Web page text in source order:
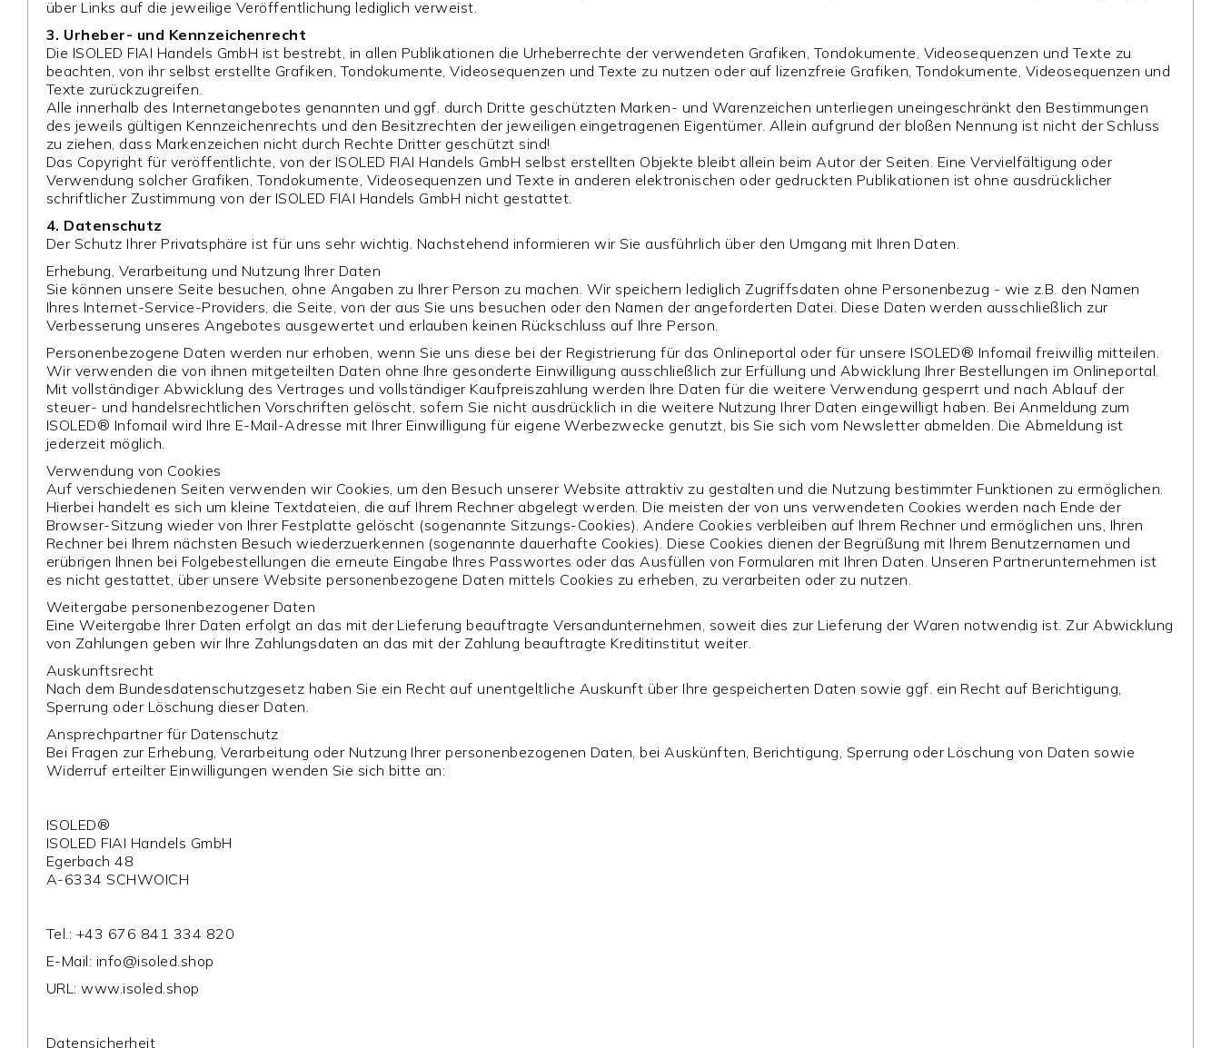
über Links auf die jeweilige Veröffentlichung lediglich verweist.
3. Urheber- und Kennzeichenrecht
Die ISOLED FIAI Handels GmbH ist bestrebt, in allen Publikationen die Urheberrechte der verwendeten Grafiken, Tondokumente, Videosequenzen und Texte zu
beachten, von ihr selbst erstellte Grafiken, Tondokumente, Videosequenzen und Texte zu nutzen oder auf lizenzfreie Grafiken, Tondokumente, Videosequenzen und
Texte zurückzugreifen.
Alle innerhalb des Internetangebotes genannten und ggf. durch Dritte geschützten Marken- und Warenzeichen unterliegen uneingeschränkt den Bestimmungen
des jeweils gültigen Kennzeichenrechts und den Besitzrechten der jeweiligen eingetragenen Eigentümer. Allein aufgrund der bloßen Nennung ist nicht der Schluss
zu ziehen, dass Markenzeichen nicht durch Rechte Dritter geschützt sind!
Das Copyright für veröffentlichte, von der ISOLED FIAI Handels GmbH selbst erstellten Objekte bleibt allein beim Autor der Seiten. Eine Vervielfältigung oder
Verwendung solcher Grafiken, Tondokumente, Videosequenzen und Texte in anderen elektronischen oder gedruckten Publikationen ist ohne ausdrücklicher
schriftlicher Zustimmung von der ISOLED FIAI Handels GmbH nicht gestattet.
4. Datenschutz
Der Schutz Ihrer Privatsphäre ist für uns sehr wichtig. Nachstehend informieren wir Sie ausführlich über den Umgang mit Ihren Daten.
Erhebung, Verarbeitung und Nutzung Ihrer Daten
Sie können unsere Seite besuchen, ohne Angaben zu Ihrer Person zu machen. Wir speichern lediglich Zugriffsdaten ohne Personenbezug - wie z.B. den Namen
Ihres Internet-Service-Providers, die Seite, von der aus Sie uns besuchen oder den Namen der angeforderten Datei. Diese Daten werden ausschließlich zur
Verbesserung unseres Angebotes ausgewertet und erlauben keinen Rückschluss auf Ihre Person.
Personenbezogene Daten werden nur erhoben, wenn Sie uns diese bei der Registrierung für das Onlineportal oder für unsere ISOLED® Infomail freiwillig mitteilen.
Wir verwenden die von ihnen mitgeteilten Daten ohne Ihre gesonderte Einwilligung ausschließlich zur Erfüllung und Abwicklung Ihrer Bestellungen im Onlineportal.
Mit vollständiger Abwicklung des Vertrages und vollständiger Kaufpreiszahlung werden Ihre Daten für die weitere Verwendung gesperrt und nach Ablauf der
steuer- und handelsrechtlichen Vorschriften gelöscht, sofern Sie nicht ausdrücklich in die weitere Nutzung Ihrer Daten eingewilligt haben. Bei Anmeldung zum
ISOLED® Infomail wird Ihre E-Mail-Adresse mit Ihrer Einwilligung für eigene Werbezwecke genutzt, bis Sie sich vom Newsletter abmelden. Die Abmeldung ist
jederzeit möglich.
Verwendung von Cookies
Auf verschiedenen Seiten verwenden wir Cookies, um den Besuch unserer Website attraktiv zu gestalten und die Nutzung bestimmter Funktionen zu ermöglichen.
Hierbei handelt es sich um kleine Textdateien, die auf Ihrem Rechner abgelegt werden. Die meisten der von uns verwendeten Cookies werden nach Ende der
Browser-Sitzung wieder von Ihrer Festplatte gelöscht (sogenannte Sitzungs-Cookies). Andere Cookies verbleiben auf Ihrem Rechner und ermöglichen uns, Ihren
Rechner bei Ihrem nächsten Besuch wiederzuerkennen (sogenannte dauerhafte Cookies). Diese Cookies dienen der Begrüßung mit Ihrem Benutzernamen und
erübrigen Ihnen bei Folgebestellungen die erneute Eingabe Ihres Passwortes oder das Ausfüllen von Formularen mit Ihren Daten. Unseren Partnerunternehmen ist
es nicht gestattet, über unsere Website personenbezogene Daten mittels Cookies zu erheben, zu verarbeiten oder zu nutzen.
Weitergabe personenbezogener Daten
Eine Weitergabe Ihrer Daten erfolgt an das mit der Lieferung beauftragte Versandunternehmen, soweit dies zur Lieferung der Waren notwendig ist. Zur Abwicklung
von Zahlungen geben wir Ihre Zahlungsdaten an das mit der Zahlung beauftragte Kreditinstitut weiter.
Auskunftsrecht
Nach dem Bundesdatenschutzgesetz haben Sie ein Recht auf unentgeltliche Auskunft über Ihre gespeicherten Daten sowie ggf. ein Recht auf Berichtigung,
Sperrung oder Löschung dieser Daten.
Ansprechpartner für Datenschutz
Bei Fragen zur Erhebung, Verarbeitung oder Nutzung Ihrer personenbezogenen Daten, bei Auskünften, Berichtigung, Sperrung oder Löschung von Daten sowie
Widerruf erteilter Einwilligungen wenden Sie sich bitte an:
ISOLED®
ISOLED FIAI Handels GmbH
Egerbach 48
A-6334 SCHWOICH
Tel.: +43 676 841 334 820
E-Mail: info@isoled.shop
URL: www.isoled.shop
Datensicherheit